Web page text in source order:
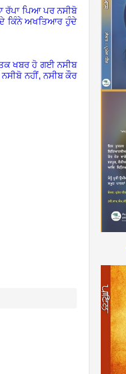
ਰੱਪਾ ਪਿਆ ਪਰ ਨਸੀਬੋ
ਕਿੰਨੇ ਅਖਤਿਆਰ ਹੁੰਦੇ
ਖਬਰ ਹੋ ਗਈ ਨਸੀਬ
ਨਹੀਂ, ਨਸੀਬ ਕੌਰ